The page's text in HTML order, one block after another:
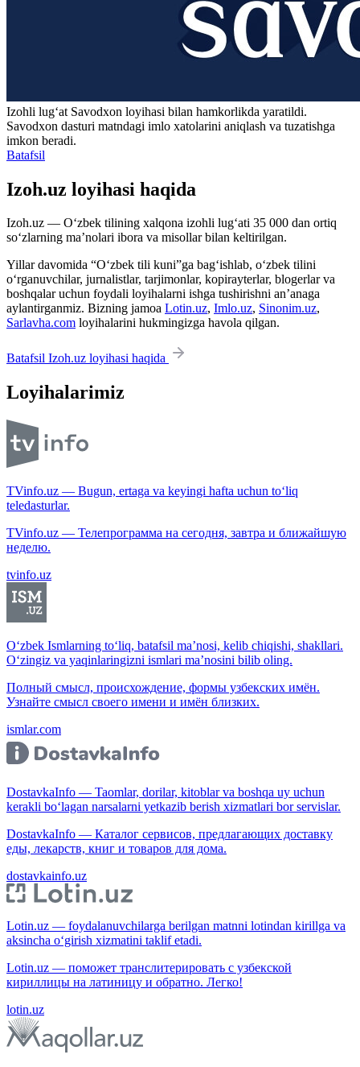
Izohli lugʻat Savodxon loyihasi bilan hamkorlikda yaratildi.
Savodxon dasturi matndagi imlo xatolarini aniqlash va tuzatishga
imkon beradi.
Batafsil
Izoh.uz loyihasi haqida
Izoh.uz — O‘zbek tilining xalqona izohli lug‘ati 35 000 dan ortiq
so‘zlarning ma’nolari ibora va misollar bilan keltirilgan.
Yillar davomida “O‘zbek tili kuni”ga bag‘ishlab, o‘zbek tilini
o‘rganuvchilar, jurnalistlar, tarjimonlar, kopirayterlar, blogerlar va
boshqalar uchun foydali loyihalarni ishga tushirishni an’anaga
aylantirganmiz. Bizning jamoa Lotin.uz, Imlo.uz, Sinonim.uz,
Sarlavha.com loyihalarini hukmingizga havola qilgan.
Batafsil Izoh.uz loyihasi haqida
Loyihalarimiz
TVinfo.uz — Bugun, ertaga va keyingi hafta uchun to‘liq
teledasturlar.
TVinfo.uz — Телепрограмма на сегодня, завтра и ближайшую
неделю.
tvinfo.uz
O‘zbek Ismlarning to‘liq, batafsil ma’nosi, kelib chiqishi, shakllari.
O‘zingiz va yaqinlaringizni ismlari ma’nosini bilib oling.
Полный смысл, происхождение, формы узбекских имён.
Узнайте смысл своего имени и имён близких.
ismlar.com
DostavkaInfo — Taomlar, dorilar, kitoblar va boshqa uy uchun
kerakli bo‘lagan narsalarni yetkazib berish xizmatlari bor servislar.
DostavkaInfo — Каталог сервисов, предлагающих доставку
еды, лекарств, книг и товаров для дома.
dostavkainfo.uz
Lotin.uz — foydalanuvchilarga berilgan matnni lotindan kirillga va
aksincha o‘girish xizmatini taklif etadi.
Lotin.uz — поможет транслитерировать с узбекской
кириллицы на латиницу и обратно. Легко!
lotin.uz